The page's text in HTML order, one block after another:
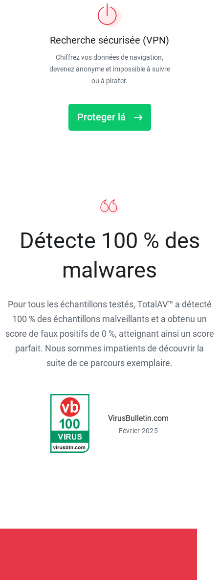
Recherche sécurisée (VPN)
Chiffrez vos données de navigation,
devenez anonyme et impossible à suivre
ou à pirater.
Proteger lá
Détecte 100 % des
malwares
Pour tous les échantillons testés, TotalAV™ a détecté
100 % des échantillons malveillants et a obtenu un
score de faux positifs de 0 %, atteignant ainsi un score
parfait. Nous sommes impatients de découvrir la
suite de ce parcours exemplaire.
VirusBulletin.com
Février 2025